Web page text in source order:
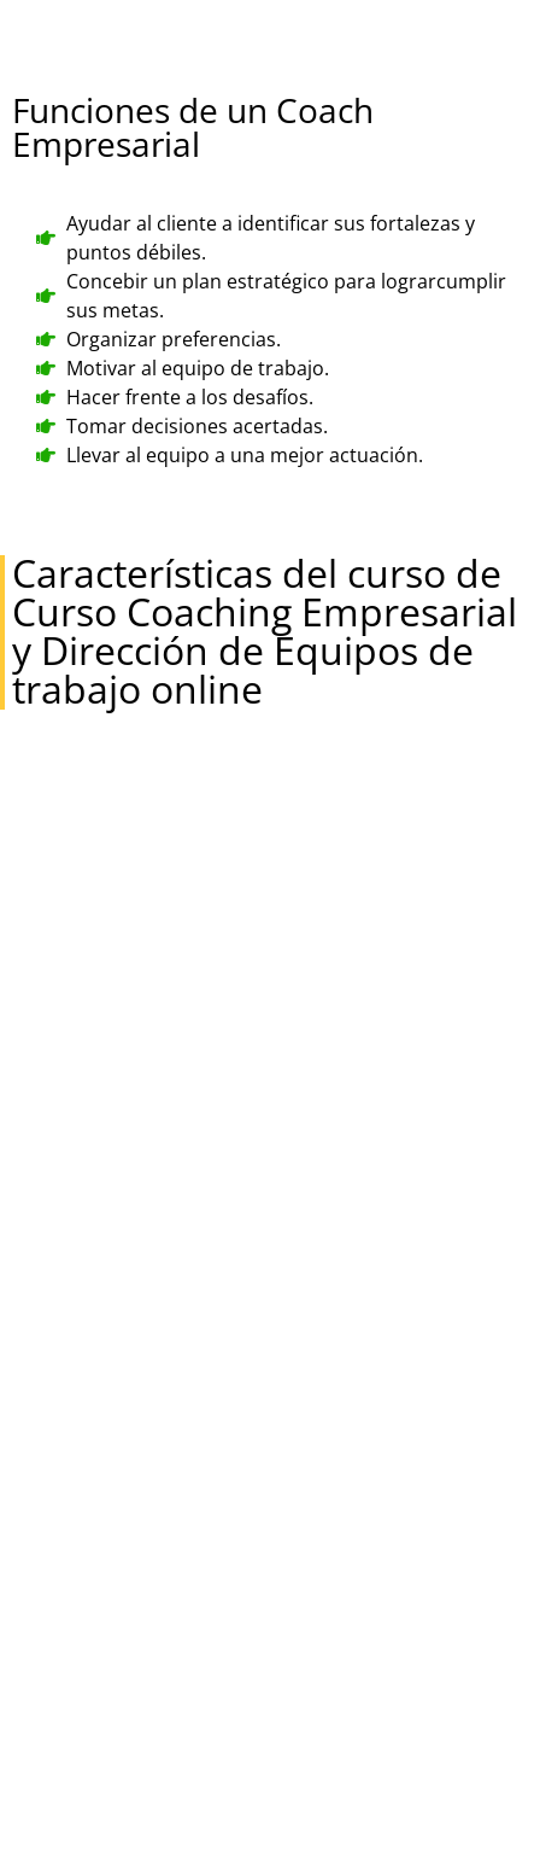
Funciones de un Coach
Empresarial
Ayudar al cliente a identificar sus fortalezas y
puntos débiles.
Concebir un plan estratégico para lograrcumplir
sus metas.
Organizar preferencias.
Motivar al equipo de trabajo.
Hacer frente a los desafíos.
Tomar decisiones acertadas.
Llevar al equipo a una mejor actuación.
Características del curso de
Curso Coaching Empresarial
y Dirección de Equipos de
trabajo online